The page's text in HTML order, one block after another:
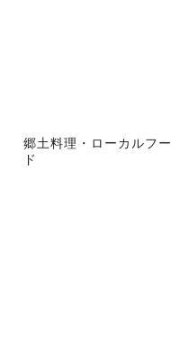
郷土料理・ローカルフー
ド